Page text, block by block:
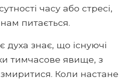
часу або стресі,
питається.
духа знає, що існуючі
тимчасове явище, з
Коли настане